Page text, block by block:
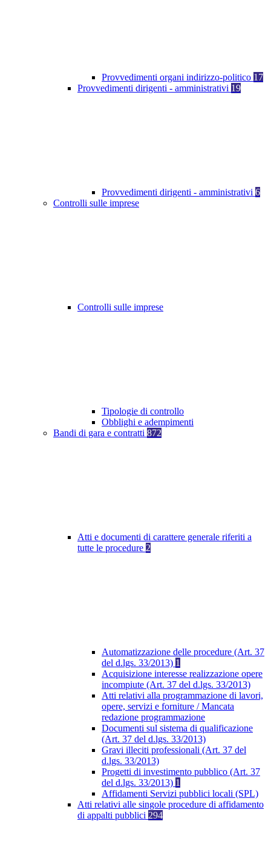
Provvedimenti organi indirizzo-politico 17
Provvedimenti dirigenti - amministrativi 19
Provvedimenti dirigenti - amministrativi 6
Controlli sulle imprese
Controlli sulle imprese
Tipologie di controllo
Obblighi e adempimenti
Bandi di gara e contratti 872
Atti e documenti di carattere generale riferiti a
tutte le procedure 2
Automatizzazione delle procedure (Art. 37
del d.lgs. 33/2013) 1
Acquisizione interesse realizzazione opere
incompiute (Art. 37 del d.lgs. 33/2013)
Atti relativi alla programmazione di lavori,
opere, servizi e forniture / Mancata
redazione programmazione
Documenti sul sistema di qualificazione
(Art. 37 del d.lgs. 33/2013)
Gravi illeciti professionali (Art. 37 del
d.lgs. 33/2013)
Progetti di investimento pubblico (Art. 37
del d.lgs. 33/2013) 1
Affidamenti Servizi pubblici locali (SPL)
Atti relativi alle singole procedure di affidamento
di appalti pubblici 294